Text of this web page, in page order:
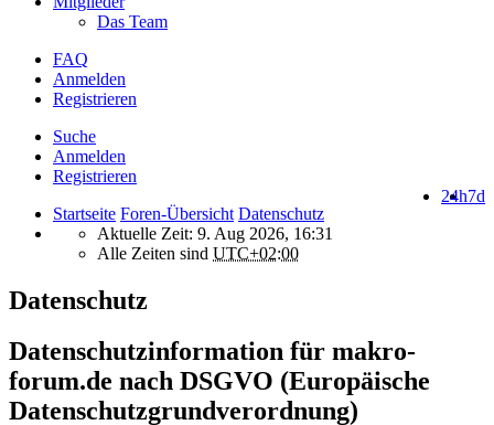
Das Team
FAQ
Anmelden
Registrieren
Suche
Anmelden
Registrieren
7d
24h
Startseite Foren-Übersicht Datenschutz
Aktuelle Zeit: 9. Aug 2026, 16:31
Alle Zeiten sind UTC+02:00
Datenschutz
Datenschutzinformation für makro-
forum.de nach DSGVO (Europäische
Datenschutzgrundverordnung)